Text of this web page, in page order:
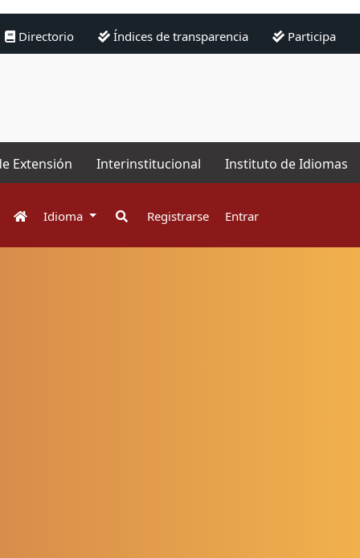
Directorio Índices de transparencia Participa
Extensión Interinstitucional Instituto de Idiomas
Idioma Registrarse Entrar